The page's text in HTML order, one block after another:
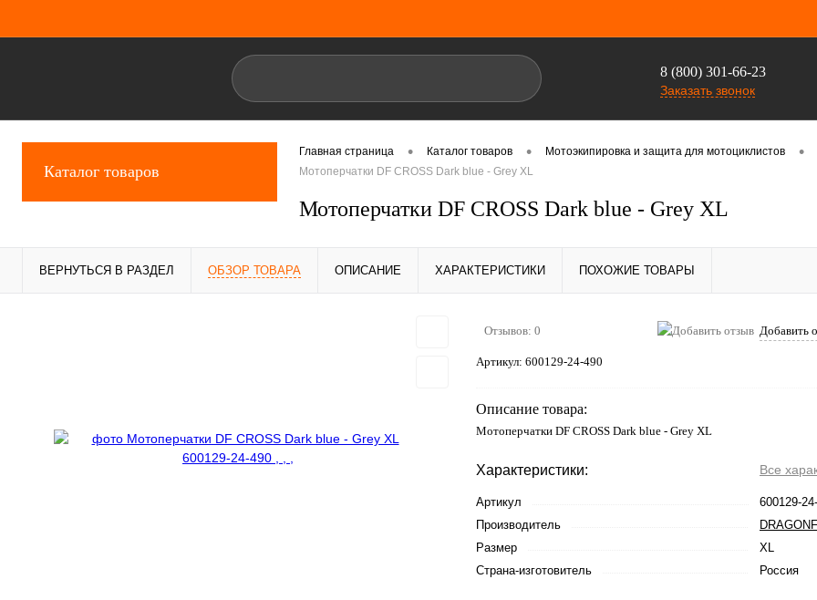
8 (800) 301-66-23
Заказать звонок
Каталог товаров
Главная страница • Каталог товаров • Мотоэкипировка и защита для мотоциклистов •
Мотоперчатки DF CROSS Dark blue - Grey XL
Мотоперчатки DF CROSS Dark blue - Grey XL
ВЕРНУТЬСЯ В РАЗДЕЛ ОБЗОР ТОВАРА ОПИСАНИЕ ХАРАКТЕРИСТИКИ ПОХОЖИЕ ТОВАРЫ
Отзывов: 0 Добавить
Артикул: 600129-24-490
Описание товара:
Мотоперчатки DF CROSS Dark blue - Grey XL
Характеристики: Все
Артикул
600129-
Производитель
Размер
XL
Страна-изготовитель
Россия